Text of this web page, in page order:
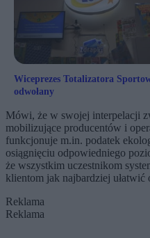
Wiceprezes Totalizatora
odwołany
Mówi, że w swojej interpelacji
mobilizujące producentów i
funkcjonuje m.in. podatek
osiągnięciu odpowiedniego
że wszystkim uczestnikom
klientom jak najbardziej ułatwić
Reklama
Reklama